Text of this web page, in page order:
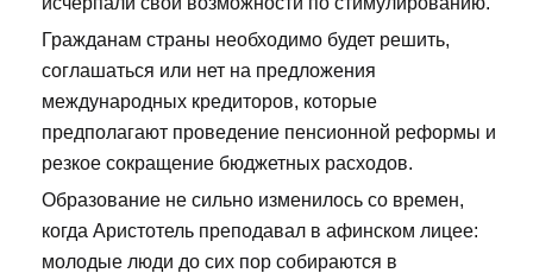
Гражданам страны необходимо будет решить,
соглашаться или нет на предложения
международных кредиторов, которые
предполагают проведение пенсионной реформы и
резкое сокращение бюджетных расходов.
Образование не сильно изменилось со времен,
когда Аристотель преподавал в афинском лицее:
молодые люди до сих пор собираются в